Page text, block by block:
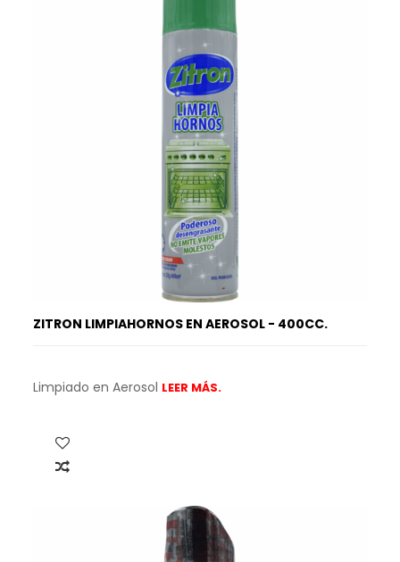
ZITRON LIMPIAHORNOS EN AEROSOL - 400CC.
Limpiado en Aerosol LEER MÁS.